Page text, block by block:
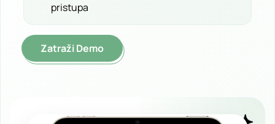
pristupa
Zatraži Demo